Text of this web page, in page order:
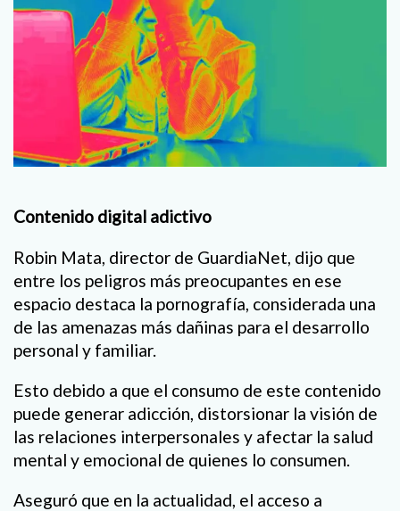
Contenido digital adictivo
Robin Mata, director de GuardiaNet, dijo que
entre los peligros más preocupantes en ese
espacio destaca la pornografía, considerada una
de las amenazas más dañinas para el desarrollo
personal y familiar.
Esto debido a que el consumo de este contenido
puede generar adicción, distorsionar la visión de
las relaciones interpersonales y afectar la salud
mental y emocional de quienes lo consumen.
Aseguró que en la actualidad, el acceso a